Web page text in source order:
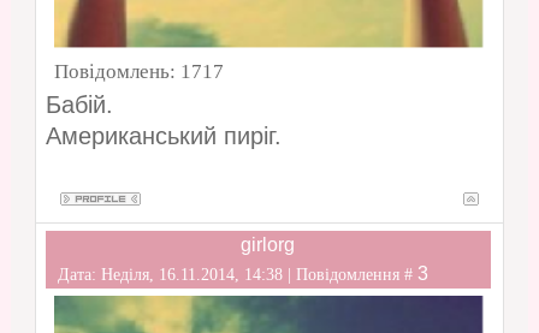
Повідомлень: 1717
Бабій.
Американський пиріг.
girlorg
Дата: Неділя, 16.11.2014, 14:38 | Повідомлення # 3